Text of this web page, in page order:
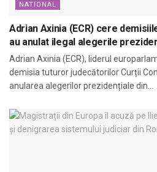
NATIONAL
Adrian Axinia (ECR) cere
au anulat ilegal alegerile
Adrian Axinia (ECR), liderul
demisia tuturor judecătorilor Curții
anularea alegerilor prezidențiale din...